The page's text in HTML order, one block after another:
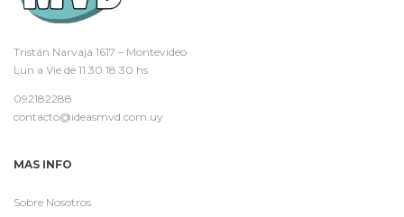
Tristán Narvaja 1617 – Montevideo
Lun a Vie de 11.30 18.30 hs
092182288
contacto@ideasmvd.com.uy
MAS INFO
Sobre Nosotros